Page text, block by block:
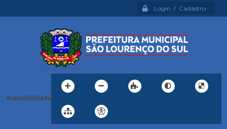
Login / Cadastro
Acessibilidade